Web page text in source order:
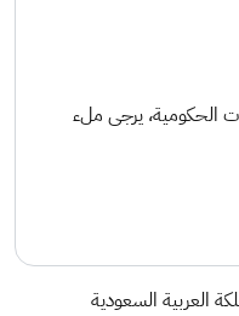
الحكومية، يرجى ملء
العربية السعودية